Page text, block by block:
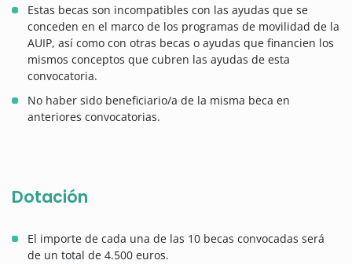
Estas becas son incompatibles con las ayudas que se
conceden en el marco de los programas de movilidad de la
AUIP, así como con otras becas o ayudas que financien los
mismos conceptos que cubren las ayudas de esta
convocatoria.
No haber sido beneficiario/a de la misma beca en
anteriores convocatorias.
Dotación
El importe de cada una de las 10 becas convocadas será
de un total de 4.500 euros.